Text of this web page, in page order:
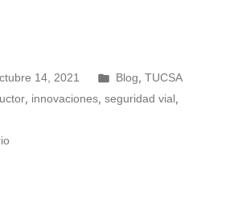
14, 2021 Blog,TUCSA
, innovaciones,seguridad vial,